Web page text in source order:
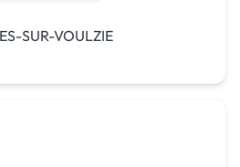
SUR-VOULZIE